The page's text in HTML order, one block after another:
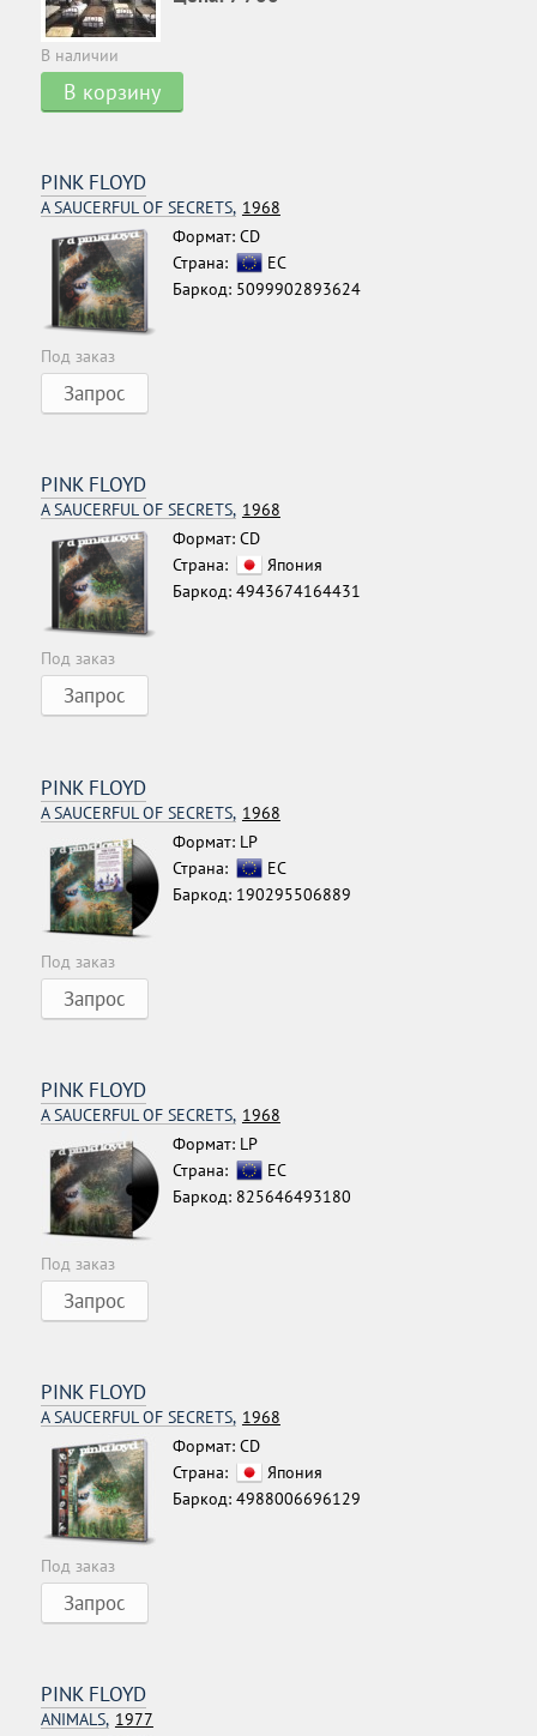
В наличии
В корзину
PINK FLOYD
A SAUCERFUL OF SECRETS, 1968
Формат: CD
Страна:
ЕС
Баркод: 5099902893624
Под заказ
Запрос
PINK FLOYD
A SAUCERFUL OF SECRETS, 1968
Формат: CD
Страна:
Япония
Баркод: 4943674164431
Под заказ
Запрос
PINK FLOYD
A SAUCERFUL OF SECRETS, 1968
Формат: LP
Страна:
ЕС
Баркод: 190295506889
Под заказ
Запрос
PINK FLOYD
A SAUCERFUL OF SECRETS, 1968
Формат: LP
Страна:
ЕС
Баркод: 825646493180
Под заказ
Запрос
PINK FLOYD
A SAUCERFUL OF SECRETS, 1968
Формат: CD
Страна:
Япония
Баркод: 4988006696129
Под заказ
Запрос
PINK FLOYD
ANIMALS, 1977